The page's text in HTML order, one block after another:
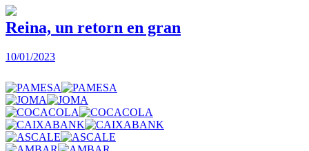
Reina, un retorn en gran
10/01/2023